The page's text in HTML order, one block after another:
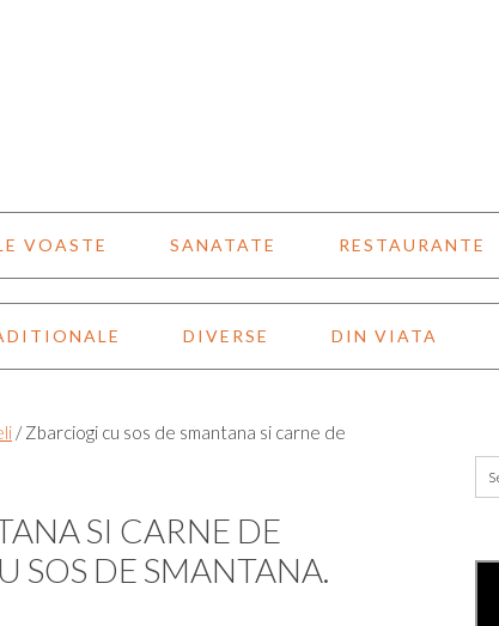
VOASTE SANATATE RESTAURANTE
DIVERSE DIN VIATA
/Zbarciogi cu sos de smantana si carne de
SI CARNE DE
SOS DE SMANTANA.